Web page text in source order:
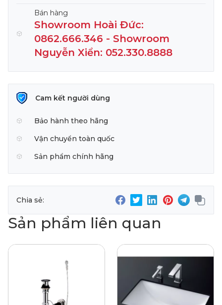
Bán hàng
Showroom Hoài Đức:
0862.666.346 - Showroom
Nguyễn Xiển: 052.330.8888
Cam kết người dùng
Bảo hành theo hãng
Vận chuyển toàn quốc
Sản phẩm chính hãng
Chia sẻ:
Sản phẩm liên quan